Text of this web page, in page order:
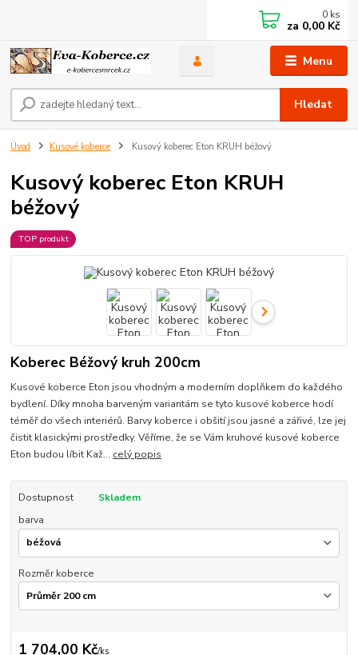
Menu
Hledat
0 ks
za 0,00 Kč
Úvod Kusové koberce Kusový koberec Eton KRUH béžový
Kusový koberec Eton KRUH
béžový
TOP produkt
Koberec Béžový kruh 200cm
Kusové koberce Eton jsou vhodným a moderním doplňkem do každého
bydlení. Díky mnoha barveným variantám se tyto kusové koberce hodí
téměř do všech interiérů. Barvy koberce i obšití jsou jasné a zářivé, lze jej
čistit klasickými prostředky. Věříme, že se Vám kruhové kusové koberce
Eton budou líbit Kaž... celý popis
Dostupnost
Skladem
barva
Rozměr koberce
1 704,00 Kč/ks